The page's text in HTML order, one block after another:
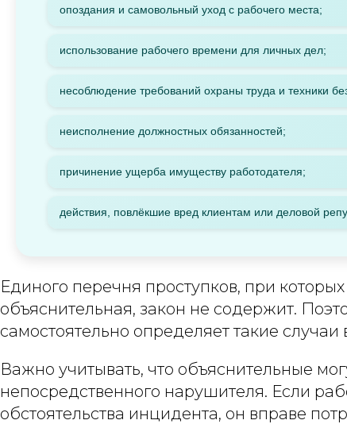
опоздания и самовольный уход с рабочего места;
использование рабочего времени для личных дел;
несоблюдение требований охраны труда и техники
неисполнение должностных обязанностей;
причинение ущерба имуществу работодателя;
действия, повлёкшие вред клиентам или деловой
Единого перечня проступков, при
объяснительная, закон не содержит.
самостоятельно определяет такие
Важно учитывать, что объяснительные
непосредственного нарушителя. Если
обстоятельства инцидента, он вправе